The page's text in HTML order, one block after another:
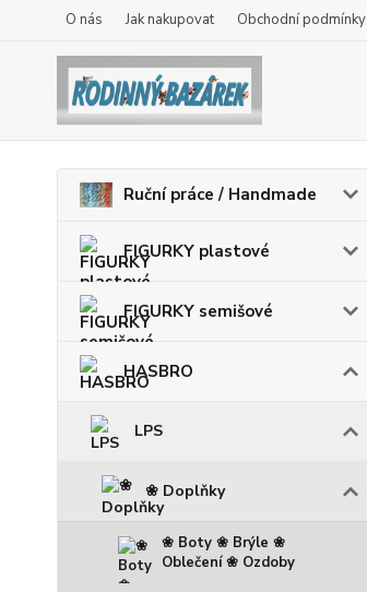
O nás Jak nakupovat Obchodní podmínky
Ruční práce / Handmade
FIGURKY plastové
FIGURKY semišové
HASBRO
LPS
❀ Doplňky
❀ Boty ❀ Brýle ❀
Oblečení ❀ Ozdoby